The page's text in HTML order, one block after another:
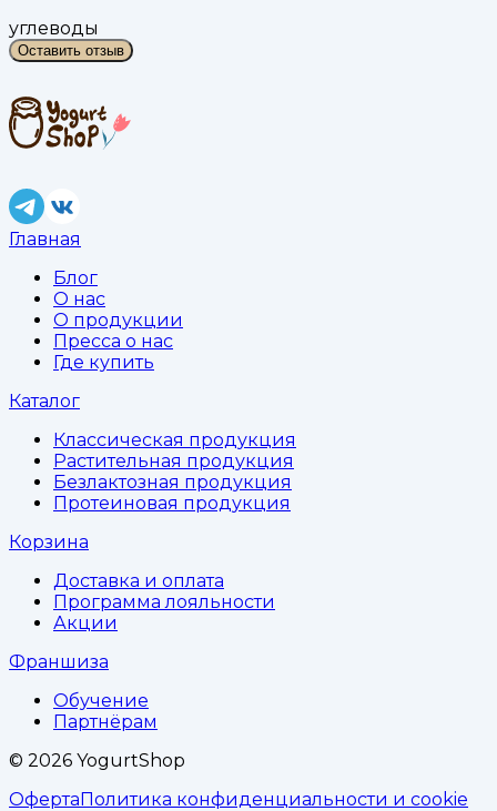
углеводы
Оставить отзыв
Главная
Блог
О нас
О продукции
Пресса о нас
Где купить
Каталог
Классическая продукция
Растительная продукция
Безлактозная продукция
Протеиновая продукция
Корзина
Доставка и оплата
Программа лояльности
Акции
Франшиза
Обучение
Партнёрам
© 2026 YogurtShop
ОфертаПолитика конфиденциальности и cookie